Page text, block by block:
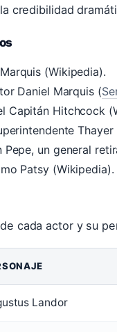
credibilidad
(Wikipedia).
Daniel Marquis (
Capitán Hitchcock
Thayer
un general
Patsy (Wikipedia).
cada actor y su
Landor